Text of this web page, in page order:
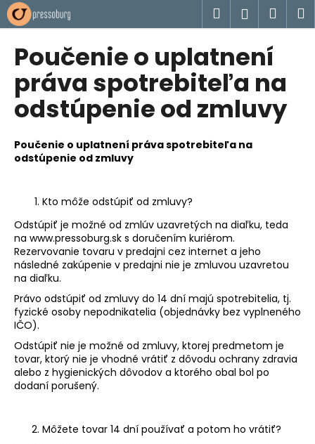
Prejsť
na
obsah
Hľadať
Poučenie o uplatnení
práva spotrebiteľa na
odstúpenie od zmluvy
Poučenie o uplatnení práva spotrebiteľa na
odstúpenie od zmluvy
Kto môže odstúpiť od zmluvy?
Odstúpiť je možné od zmlúv uzavretých na diaľku, teda
na www.pressoburg.sk s doručením kuriérom.
Rezervovanie tovaru v predajni cez internet a jeho
následné zakúpenie v predajni nie je zmluvou uzavretou
na diaľku.
Právo odstúpiť od zmluvy do 14 dní majú spotrebitelia, tj.
fyzické osoby nepodnikatelia (objednávky bez vyplneného
IČO).
Odstúpiť nie je možné od zmluvy, ktorej predmetom je
tovar, ktorý nie je vhodné vrátiť z dôvodu ochrany zdravia
alebo z hygienických dôvodov a ktorého obal bol po
dodaní porušený.
Môžete tovar 14 dní používať a potom ho vrátiť?
K
o
Č
o
p
t
r
u
j
e
t
e
n
á
j
s
ť